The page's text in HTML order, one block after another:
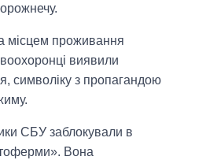
місцем проживання
виявили
символіку з пропагандою
СБУ заблокували в
Вона